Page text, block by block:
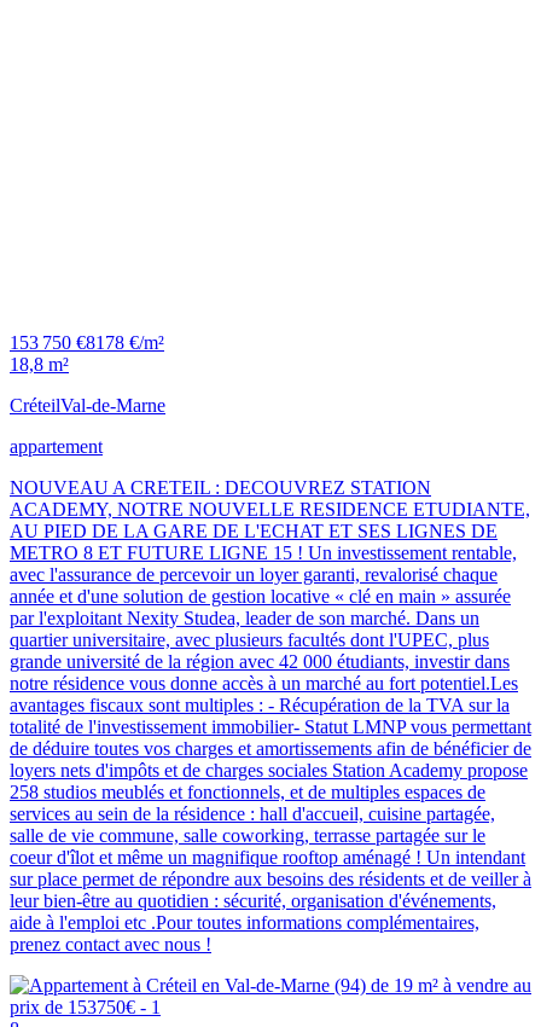
153 750 €8178 €/m²
18,8 m²
CréteilVal-de-Marne
appartement
NOUVEAU A CRETEIL : DECOUVREZ STATION
ACADEMY, NOTRE NOUVELLE RESIDENCE ETUDIANTE,
AU PIED DE LA GARE DE L'ECHAT ET SES LIGNES DE
METRO 8 ET FUTURE LIGNE 15 ! Un investissement rentable,
avec l'assurance de percevoir un loyer garanti, revalorisé chaque
année et d'une solution de gestion locative « clé en main » assurée
par l'exploitant Nexity Studea, leader de son marché. Dans un
quartier universitaire, avec plusieurs facultés dont l'UPEC, plus
grande université de la région avec 42 000 étudiants, investir dans
notre résidence vous donne accès à un marché au fort potentiel.Les
avantages fiscaux sont multiples : - Récupération de la TVA sur la
totalité de l'investissement immobilier- Statut LMNP vous permettant
de déduire toutes vos charges et amortissements afin de bénéficier de
loyers nets d'impôts et de charges sociales Station Academy propose
258 studios meublés et fonctionnels, et de multiples espaces de
services au sein de la résidence : hall d'accueil, cuisine partagée,
salle de vie commune, salle coworking, terrasse partagée sur le
coeur d'îlot et même un magnifique rooftop aménagé ! Un intendant
sur place permet de répondre aux besoins des résidents et de veiller à
leur bien-être au quotidien : sécurité, organisation d'événements,
aide à l'emploi etc .Pour toutes informations complémentaires,
prenez contact avec nous !